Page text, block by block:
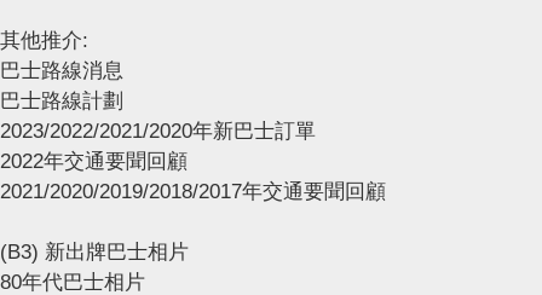
其他推介:
巴士路線消息
巴士路線計劃
2023/2022/2021/2020年新巴士訂單
2022年交通要聞回顧
2021/2020/2019/2018/2017年交通要聞回顧
(B3) 新出牌巴士相片
80年代巴士相片